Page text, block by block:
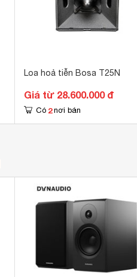
Loa hoả tiễn Bosa T25N
Giá từ 28.600.000 đ
Có 2 nơi bán